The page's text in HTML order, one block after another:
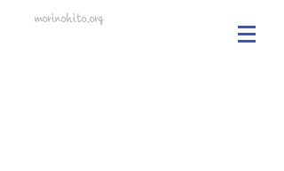
morinohito.org